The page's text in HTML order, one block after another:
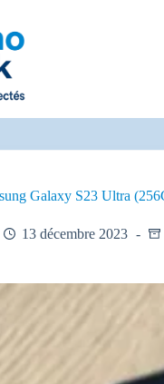
Galaxy S23 Ultra
13 décembre 2023